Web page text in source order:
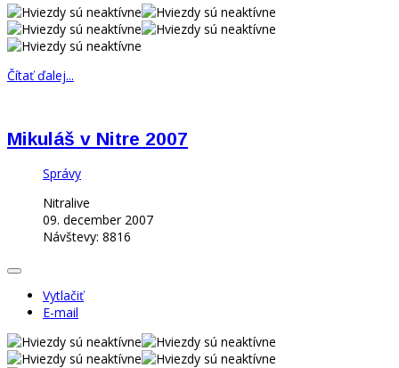
Čítať ďalej...
Mikuláš v Nitre 2007
Správy
Nitralive
09. december 2007
Návštevy: 8816
Vytlačiť
E-mail